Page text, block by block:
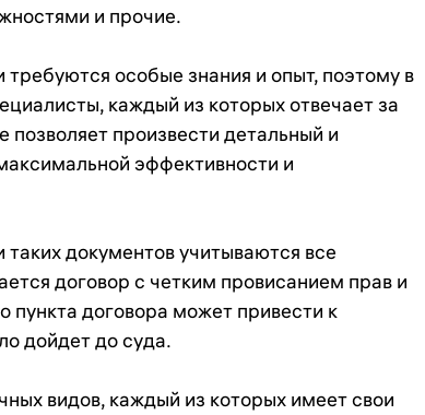
и прочие.
особые знания и опыт, поэтому в
каждый из которых отвечает за
произвести детальный и
эффективности и
документов учитываются все
договор с четким провисанием прав и
пункта договора может привести к
дойдет до суда.
видов, каждый из которых имеет свои